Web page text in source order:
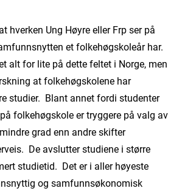
hverken Ung Høyre eller Frp ser på
et folkehøgskoleår har.
alt for lite på dette feltet i Norge, men
at folkehøgskolene har
studier. Blant annet fordi studenter
folkehøgskole er tryggere på valg av
grad enn andre skifter
De avslutter studiene i større
studietid. Det er i aller høyeste
og samfunnsøkonomisk